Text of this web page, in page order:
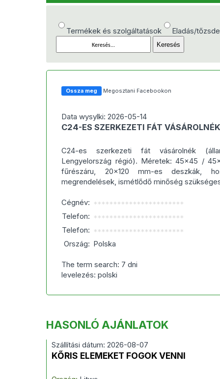
Termékek és szolgáltatások Eladás/tőzsde
Ossza meg Megosztani Facebookon
Data wysylki: 2026-05-14
C24-ES SZERKEZETI FÁT
C24-es szerkezeti fát vásárolnék
Lengyelország régió). Méretek: 45×45 /
fűrészáru, 20×120 mm-es deszkák,
megrendelések, ismétlődő minőség
Cégnév: ***********************
Telefon: ***********************
Telefon: ***********************
Ország: Polska
The term search: 7 dni
levelezés: polski
HASONLÓ AJÁNLATOK
Szállítási dátum: 2026-08-07
KŐRIS ELEMEKET FOGOK VENNI